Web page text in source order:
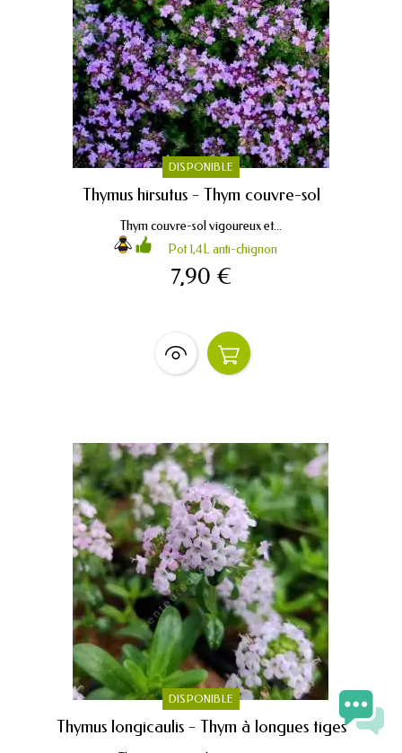
DISPONIBLE
Thymus hirsutus - Thym couvre-sol
Thym couvre-sol vigoureux et...
Pot 1,4L anti-chignon
7,90 €
DISPONIBLE
Thymus longicaulis - Thym à longues tiges